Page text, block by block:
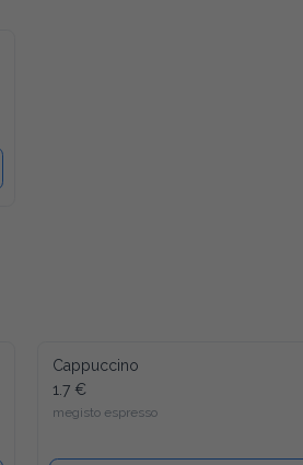
Cappuccino
1.7 €
megisto espresso